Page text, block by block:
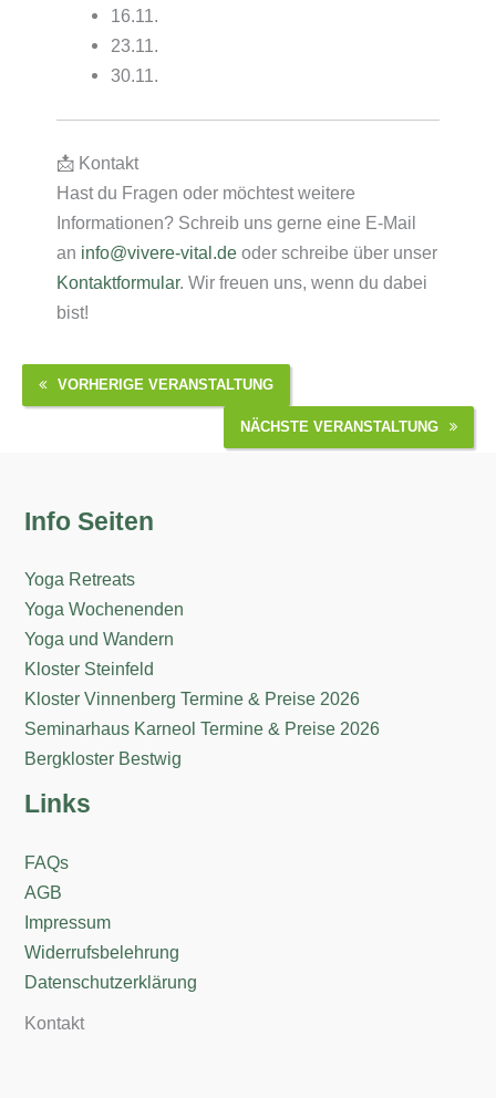
16.11.
23.11.
30.11.
📩 Kontakt
Hast du Fragen oder möchtest weitere
Informationen? Schreib uns gerne eine E-Mail
an info@vivere-vital.de oder schreibe über unser
Kontaktformular. Wir freuen uns, wenn du dabei
bist!
VORHERIGE VERANSTALTUNG
NÄCHSTE VERANSTALTUNG
Info Seiten
Yoga Retreats
Yoga Wochenenden
Yoga und Wandern
Kloster Steinfeld
Kloster Vinnenberg Termine & Preise 2026
Seminarhaus Karneol Termine & Preise 2026
Bergkloster Bestwig
Links
FAQs
AGB
Impressum
Widerrufsbelehrung
Datenschutzerklärung
Kontakt